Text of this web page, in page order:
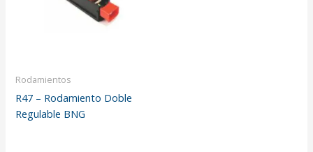
Rodamientos
R47 – Rodamiento Doble
Regulable BNG